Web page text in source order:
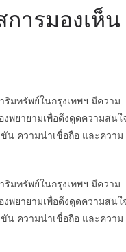
การมองเห็น
มทรัพย์ในกรุงเทพฯ มีความ
พยายามเพื่อดึงดูดความสนใ
น ความน่าเชื่อถือ และความ
มทรัพย์ในกรุงเทพฯ มีความ
พยายามเพื่อดึงดูดความสนใ
น ความน่าเชื่อถือ และความ